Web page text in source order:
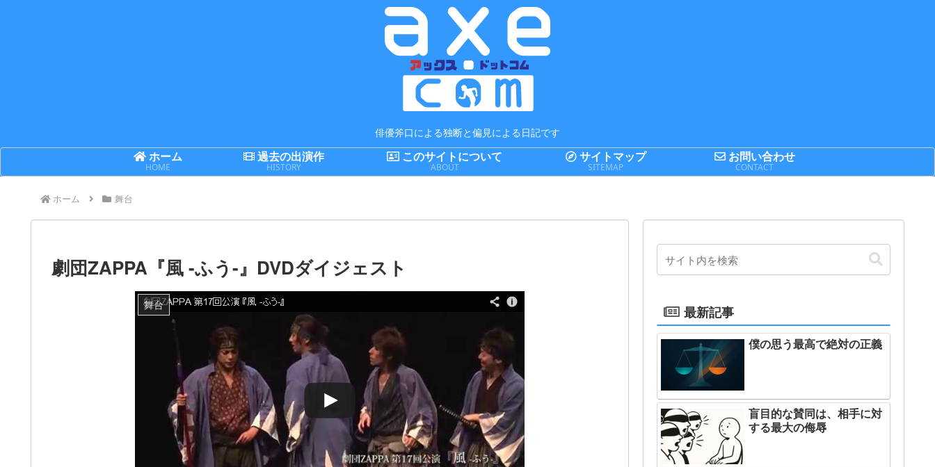
俳優斧口による独断と偏見による日記です
ホーム
HOME
過去の出演作
HISTORY
このサイトについて
ABOUT
サイトマップ
SITEMAP
お問い合わせ
CONTACT
ホーム 舞台
劇団ZAPPA『風 -ふう-』DVDダイジェスト
舞台 最新記事
僕の思う最高で絶対の正義
盲目的な賛同は、相手に対
する最大の侮辱